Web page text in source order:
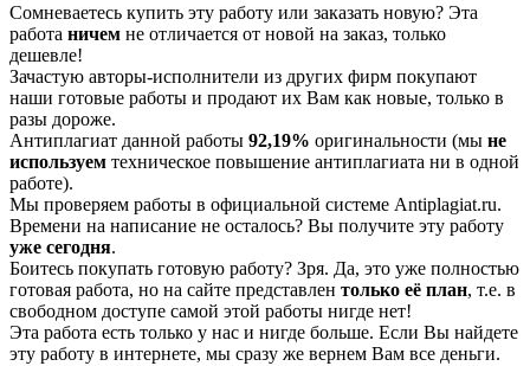
Сомневаетесь купить эту работу или заказать новую? Эта
работа ничем не отличается от новой на заказ, только
дешевле!
Зачастую авторы-исполнители из других фирм покупают
наши готовые работы и продают их Вам как новые, только в
разы дороже.
Антиплагиат данной работы 92,19% оригинальности (мы не
используем техническое повышение антиплагиата ни в одной
работе).
Мы проверяем работы в официальной системе Аntiplagiat.ru.
Времени на написание не осталось? Вы получите эту работу
уже сегодня.
Боитесь покупать готовую работу? Зря. Да, это уже полностью
готовая работа, но на сайте представлен только её план, т.е. в
свободном доступе самой этой работы нигде нет!
Эта работа есть только у нас и нигде больше. Если Вы найдете
эту работу в интернете, мы сразу же вернем Вам все деньги.